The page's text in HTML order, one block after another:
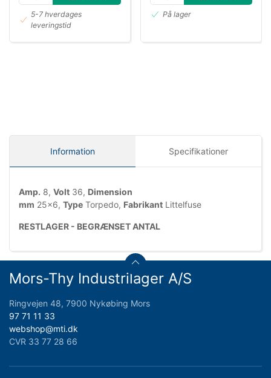
5-7 hverdages
leveringstid
På lager
Information Specifikationer
Amp. 8, Volt 36, Dimension
mm 25x6, Type Torpedo, Fabrikant Littelfuse
RESTLAGER - BEGRÆNSET ANTAL
Mors-Thy Industrilager A/S
Ringvejen 48, 7900 Nykøbing Mors
97 71 11 33
webshop@mti.dk
CVR 33 77 28 66